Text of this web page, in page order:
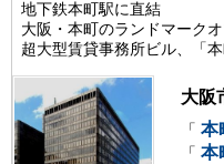
地下鉄本町駅に直結
大阪・本町のランドマーク
超大型賃貸事務所ビル、「
大阪
「 本
「 本